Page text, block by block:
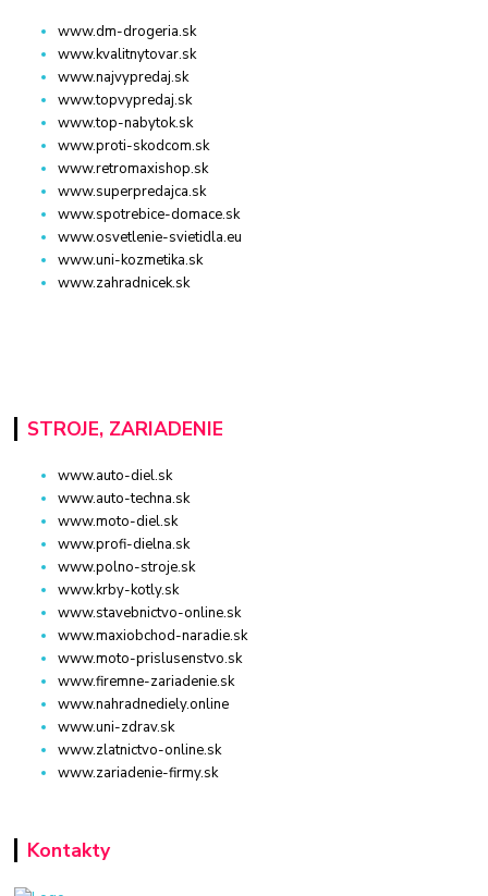
www.dm-drogeria.sk
www.kvalitnytovar.sk
www.najvypredaj.sk
www.topvypredaj.sk
www.top-nabytok.sk
www.proti-skodcom.sk
www.retromaxishop.sk
www.superpredajca.sk
www.spotrebice-domace.sk
www.osvetlenie-svietidla.eu
www.uni-kozmetika.sk
www.zahradnicek.sk
STROJE, ZARIADENIE
www.auto-diel.sk
www.auto-techna.sk
www.moto-diel.sk
www.profi-dielna.sk
www.polno-stroje.sk
www.krby-kotly.sk
www.stavebnictvo-online.sk
www.maxiobchod-naradie.sk
www.moto-prislusenstvo.sk
www.firemne-zariadenie.sk
www.nahradnediely.online
www.uni-zdrav.sk
www.zlatnictvo-online.sk
www.zariadenie-firmy.sk
Kontakty